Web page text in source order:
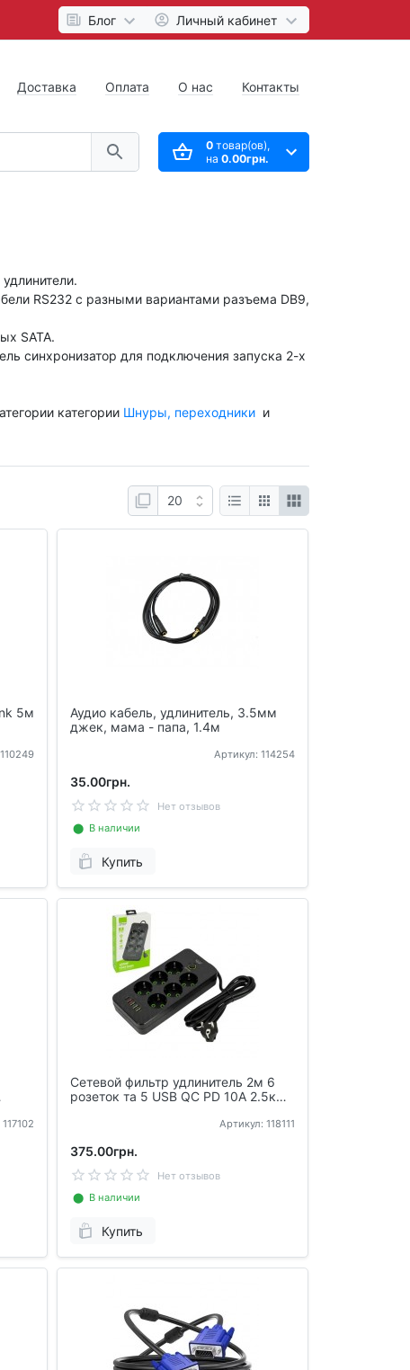
Блог Личный кабинет
Доставка Оплата О нас Контакты
0товар(ов),
на 0.00грн.
RS232 с разными вариантами разъема DB9,
SATA.
синхронизатор для подключения запуска 2-х
категории Шнуры, переходникии
5м
Аудио кабель, удлинитель, 3.5мм
джек, мама - папа, 1.4м
Артикул: 114254
35.00грн.
Нет отзывов
⬤ В наличии
Купить
Сетевой фильтр удлинитель 2м 6
розеток та 5 USB QC PD 10А 2.5кВт
Артикул: 118111
375.00грн.
Нет отзывов
⬤ В наличии
Купить